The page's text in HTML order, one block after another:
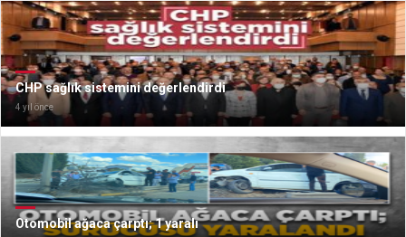
CHP sağlık sistemini değerlendirdi
4 yıl önce
Otomobil ağaca çarptı; 1 yaralı